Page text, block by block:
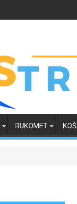
RUKOMET